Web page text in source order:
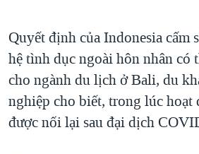
THƯỢNG ĐỈNH TRUMP-KIM TẠI
TRỊNH VĨNH BÌNH VS. CHÍNH PHỦ
NGƯ DÂN VIỆT VÀ LÀN SÓNG
BÊN KIA QUỐC LỘ: TIẾNG VỌNG
Quyết định của Indonesia cấm
hệ tình dục ngoài hôn nhân có
cho ngành du lịch ở Bali, du
nghiệp cho biết, trong lúc hoạt
được nối lại sau đại dịch